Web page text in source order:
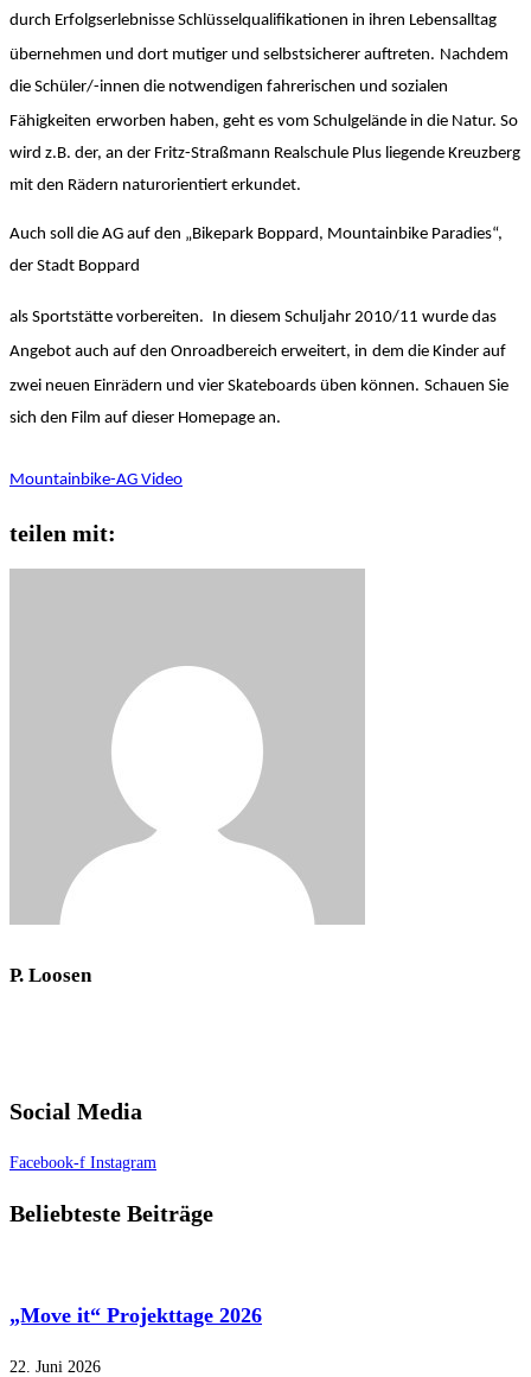
durch Erfolgserlebnisse Schlüsselqualifikationen in ihren Lebensalltag
übernehmen und dort mutiger und selbstsicherer auftreten. Nachdem
die Schüler/-innen die notwendigen fahrerischen und sozialen
Fähigkeiten erworben haben, geht es vom Schulgelände in die Natur. So
wird z.B. der, an der Fritz-Straßmann Realschule Plus liegende Kreuzberg
mit den Rädern naturorientiert erkundet.
Auch soll die AG auf den „Bikepark Boppard, Mountainbike Paradies“,
der Stadt Boppard
als Sportstätte vorbereiten. In diesem Schuljahr 2010/11 wurde das
Angebot auch auf den Onroadbereich erweitert, in dem die Kinder auf
zwei neuen Einrädern und vier Skateboards üben können. Schauen Sie
sich den Film auf dieser Homepage an.
Mountainbike-AG Video
teilen mit:
P. Loosen
Social Media
Facebook-f Instagram
Beliebteste Beiträge
„Move it“ Projekttage 2026
22. Juni 2026